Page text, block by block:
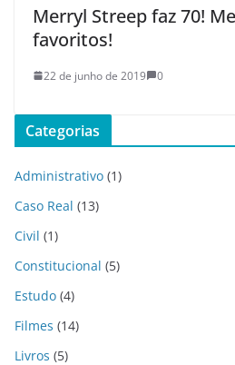
Merryl Streep faz 70!
favoritos!
22 de junho de 2019 0
Categorias
Administrativo (1)
Caso Real (13)
Civil (1)
Constitucional (5)
Estudo (4)
Filmes (14)
Livros (5)